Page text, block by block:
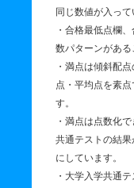
同じ数値が入って
・合格最低点欄
数パターンがある
・満点は傾斜配
点・平均点を素
す。
・満点は点数化
共通テストの結果
にしています。
・大学入学共通